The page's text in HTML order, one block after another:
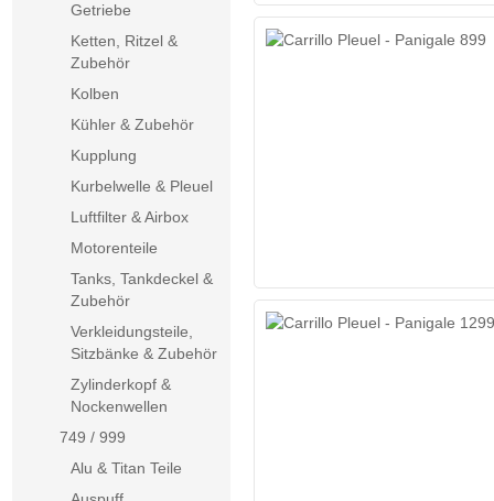
Getriebe
Ketten, Ritzel &
Zubehör
Kolben
Kühler & Zubehör
Kupplung
Kurbelwelle & Pleuel
Luftfilter & Airbox
Motorenteile
Tanks, Tankdeckel &
Zubehör
Verkleidungsteile,
Sitzbänke & Zubehör
Zylinderkopf &
Nockenwellen
749 / 999
Alu & Titan Teile